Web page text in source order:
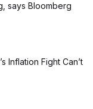
says Bloomberg
Inflation Fight Can’t